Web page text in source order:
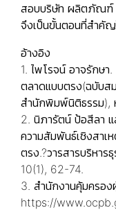
สอบบริษัท ผลิตภัณฑ์
จึงเป็นขั้นตอนที่สำคัญ
อ้างอิง
1. ไพโรจน์ อาจรักษ
ตลาดแบบตรง(ฉบับ
สํานักพิมพ์นิติธรรม),
2. นิภารัตน์ ป้อสีลา
ความสัมพันธ์เชิงสาเ
ตรง.?วารสารบริหาร
10(1), 62-74.
3. สำนักงานคุ้มครอง
https://